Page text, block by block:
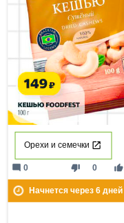
Орехи и семечки
thumb_down 0 thumb_up
mode_comment 0
Начнется через 6дней